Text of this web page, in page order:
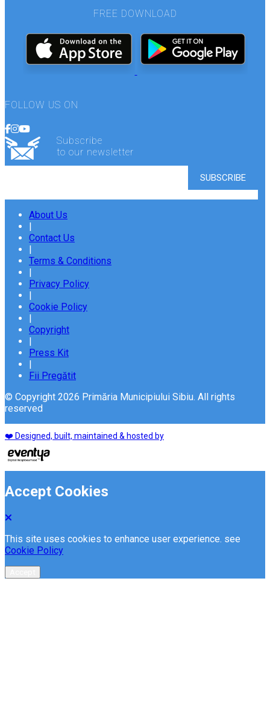
FREE DOWNLOAD
FOLLOW US ON
Subscribe
to our newsletter
About Us
|
Contact Us
|
Terms & Conditions
|
Privacy Policy
|
Cookie Policy
|
Copyright
|
Press Kit
|
Fii Pregătit
© Copyright 2026 Primăria Municipiului Sibiu. All rights
reserved
❤️ Designed, built, maintained & hosted by
Accept Cookies
This site uses cookies to enhance user experience. see
Cookie Policy